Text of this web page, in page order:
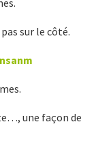
sur le côté.
une façon de